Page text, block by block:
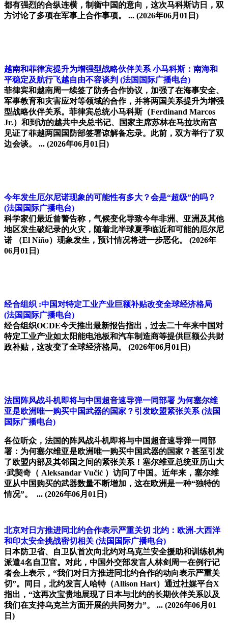
都有强烈的合纵连横，制衡中国的意向，这次马科斯访日，双
方讨论了多项在军事上合作事项。 ... (2026年06月01日)
越南和菲律宾提升为增强型战略伙伴关系 小马科斯：南海和
平稳定及航行飞越自由不容谈判 (法国国际广播电台)
菲律宾和越南周一续签了防务合作协议，加强了在海事安全、
军事教育和灾害应对等领域的合作，并将两国关系提升为增强
型战略伙伴关系。菲律宾总统小马科斯（Ferdinand Marcos
Jr.）和到访的越共中央总书记、国家主席苏林在马拉坎南宫
见证了菲越两国国防部签署谅解备忘录。此前，双方举行了双
边会谈。 ... (2026年06月01日)
今年发生厄尔尼诺现象的可能性有多大？会是“超级”的吗？
(法国国际广播电台)
科学家们最近曾警告称，气候变化导致今年非洲、亚洲及其他
地区发生破纪录的火灾，随着北半球夏季临近和可能的厄尔尼
诺 （El Niño）现象发生，预计情况将进一步恶化。 (2026年
06月01日)
经合组织 :中国对特定工业产业巨额补贴改变全球经济格局
(法国国际广播电台)
经合组织OCDE今天推出最新报告指出，过去二十年来中国对
特定工业产业如太阳能电池板和汽车制造商等提供巨额公共财
政补贴，这改变了全球经济格局。 (2026年06月01日)
法国阵风战斗机即将与中国超音速导弹一同部署 为何塞尔维
亚是欧洲唯一购买中国武器的国家？引发欧盟紧张关系 (法国
国际广播电台)
各位听众，法国的阵风战斗机即将与中国超音速导弹一同部
署：为何塞尔维亚是欧洲唯一购买中国武器的国家？甚至引发
了欧盟内部及其邻国之间的紧张关系！塞尔维亚总统亚历山大
·武契奇（ Aleksandar Vučić ）访问了中国。近年来，塞尔维
亚从中国购买的武器数量不断增加，这在欧洲是一种“独特的
情况”。 ... (2026年06月01日)
北京对日方推进同北约合作表示严重关切 北约：欧洲-大西洋
和印太安全挑战密切相关 (法国国际广播电台)
日本防卫省、自卫队首次向北约对乌克兰安全援助和训练机构
派遣4名自卫官。对此，中国外交部发言人林剑周一在例行记
者会上表示，“我们对日方推进同北约合作的动向表示严重关
切”。同日，北约发言人哈特（Allison Hart）通过社媒平台X
指出，“这再次宝贵地展现了日本与北约的长期伙伴关系以及
我们在支持乌克兰方面开展的共同努力”。 ... (2026年06月01
日)